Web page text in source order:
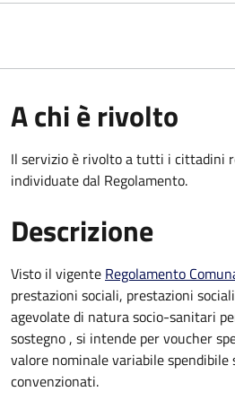
A chi è rivolto
Il servizio è rivolto a tutti i cittadini
individuate dal Regolamento.
Descrizione
Visto il vigente Regolamento
prestazioni sociali, prestazioni
agevolate di natura socio-sanitari
sostegno , si intende per voucher
valore nominale variabile spendibile
convenzionati.